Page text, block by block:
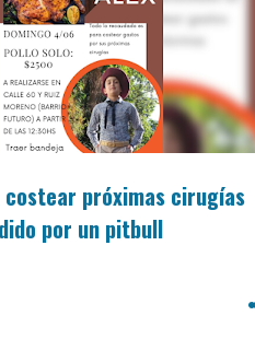
costear próximas cirugías
por un pitbull